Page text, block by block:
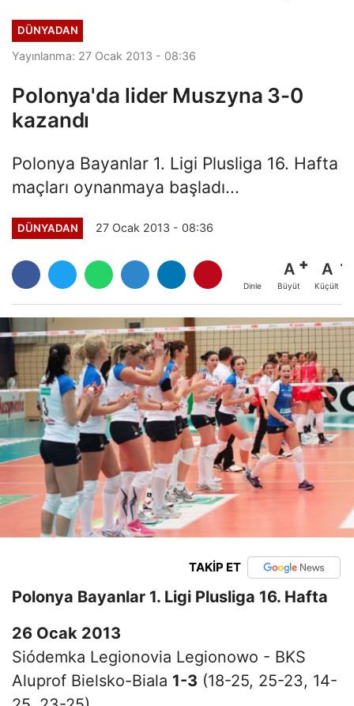
DÜNYADAN
Yayınlanma: 27 Ocak 2013 - 08:36
Polonya'da lider Muszyna 3-0
kazandı
Polonya Bayanlar 1. Ligi Plusliga 16. Hafta
maçları oynanmaya başladı...
DÜNYADAN 27 Ocak 2013 - 08:36
Dinle
A
Büyüt
A
Küçült
TAKİP ET
Polonya Bayanlar 1. Ligi Plusliga 16. Hafta
26 Ocak 2013
Siódemka Legionovia Legionowo - BKS
Aluprof Bielsko-Biala 1-3 (18-25, 25-23, 14-